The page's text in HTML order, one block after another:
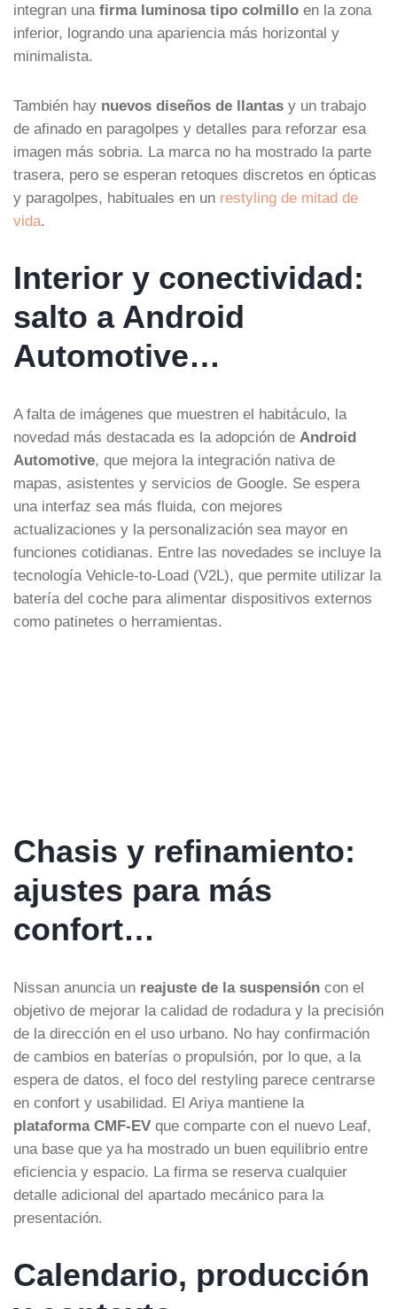
integran una firma luminosa tipo colmillo en la zona
inferior, logrando una apariencia más horizontal y
minimalista.
También hay nuevos diseños de llantas y un trabajo
de afinado en paragolpes y detalles para reforzar esa
imagen más sobria. La marca no ha mostrado la parte
trasera, pero se esperan retoques discretos en ópticas
y paragolpes, habituales en un restyling de mitad de
vida.
Interior y conectividad:
salto a Android
Automotive…
A falta de imágenes que muestren el habitáculo, la
novedad más destacada es la adopción de Android
Automotive, que mejora la integración nativa de
mapas, asistentes y servicios de Google. Se espera
una interfaz sea más fluida, con mejores
actualizaciones y la personalización sea mayor en
funciones cotidianas. Entre las novedades se incluye la
tecnología Vehicle-to-Load (V2L), que permite utilizar la
batería del coche para alimentar dispositivos externos
como patinetes o herramientas.
Chasis y refinamiento:
ajustes para más
confort…
Nissan anuncia un reajuste de la suspensión con el
objetivo de mejorar la calidad de rodadura y la precisión
de la dirección en el uso urbano. No hay confirmación
de cambios en baterías o propulsión, por lo que, a la
espera de datos, el foco del restyling parece centrarse
en confort y usabilidad. El Ariya mantiene la
plataforma CMF-EV que comparte con el nuevo Leaf,
una base que ya ha mostrado un buen equilibrio entre
eficiencia y espacio. La firma se reserva cualquier
detalle adicional del apartado mecánico para la
presentación.
Calendario, producción